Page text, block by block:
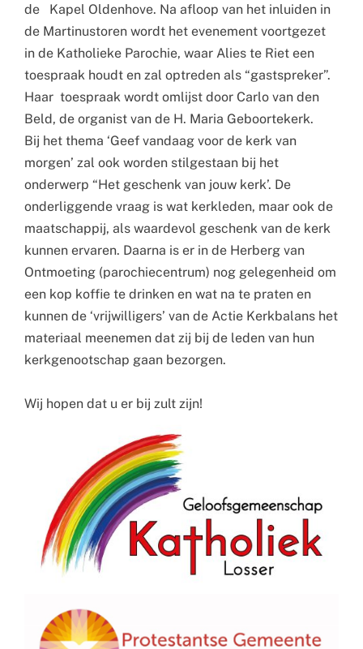
de Kapel Oldenhove. Na afloop van het inluiden in
de Martinustoren wordt het evenement voortgezet
in de Katholieke Parochie, waar Alies te Riet een
toespraak houdt en zal optreden als “gastspreker”.
Haar toespraak wordt omlijst door Carlo van den
Beld, de organist van de H. Maria Geboortekerk.
Bij het thema ‘Geef vandaag voor de kerk van
morgen’ zal ook worden stilgestaan bij het
onderwerp “Het geschenk van jouw kerk’. De
onderliggende vraag is wat kerkleden, maar ook de
maatschappij, als waardevol geschenk van de kerk
kunnen ervaren. Daarna is er in de Herberg van
Ontmoeting (parochiecentrum) nog gelegenheid om
een kop koffie te drinken en wat na te praten en
kunnen de ‘vrijwilligers’ van de Actie Kerkbalans het
materiaal meenemen dat zij bij de leden van hun
kerkgenootschap gaan bezorgen.
Wij hopen dat u er bij zult zijn!